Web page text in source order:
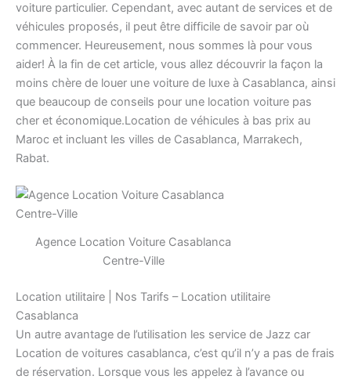
voiture particulier. Cependant, avec autant de services et de
véhicules proposés, il peut être difficile de savoir par où
commencer. Heureusement, nous sommes là pour vous
aider! À la fin de cet article, vous allez découvrir la façon la
moins chère de louer une voiture de luxe à Casablanca, ainsi
que beaucoup de conseils pour une location voiture pas
cher et économique.Location de véhicules à bas prix au
Maroc et incluant les villes de Casablanca, Marrakech,
Rabat.
Agence Location Voiture Casablanca
Centre-Ville
Location utilitaire | Nos Tarifs – Location utilitaire
Casablanca
Un autre avantage de l’utilisation les service de Jazz car
Location de voitures casablanca, c’est qu’il n’y a pas de frais
de réservation. Lorsque vous les appelez à l’avance ou